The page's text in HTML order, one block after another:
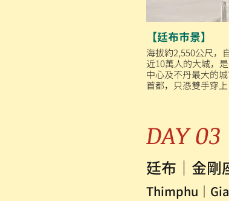
【廷布市景】
海拔約2,550公尺，
近10萬人的大城，
中心及不丹最大的
首都，只憑雙手穿
DAY 03
廷布｜金剛
Thimphu｜